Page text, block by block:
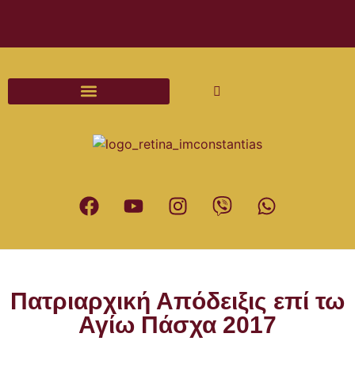
Πατριαρχική Απόδειξις επί τω
Αγίω Πάσχα 2017